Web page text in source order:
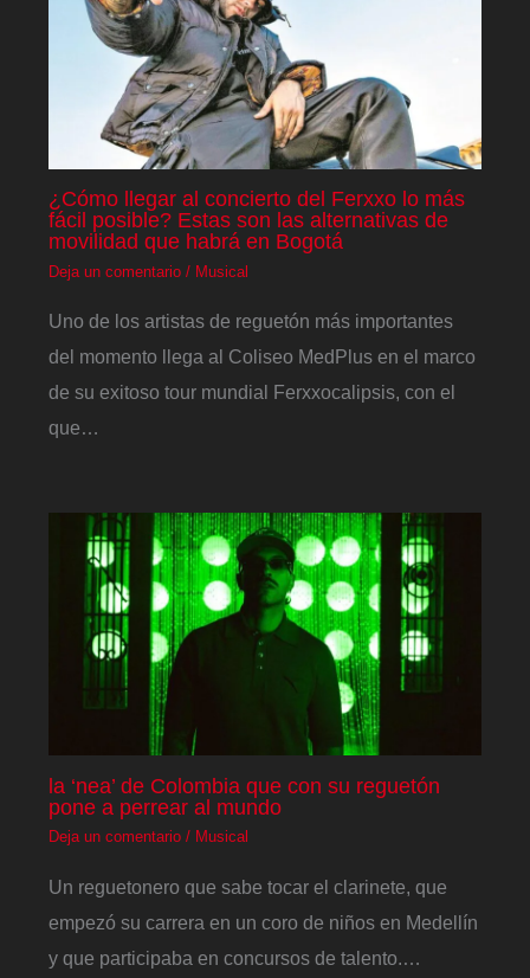
¿Cómo llegar al concierto del Ferxxo lo más
fácil posible? Estas son las alternativas de
movilidad que habrá en Bogotá
Deja un comentario / Musical
Uno de los artistas de reguetón más importantes
del momento llega al Coliseo MedPlus en el marco
de su exitoso tour mundial Ferxxocalipsis, con el
que…
la ‘nea’ de Colombia que con su reguetón
pone a perrear al mundo
Deja un comentario / Musical
Un reguetonero que sabe tocar el clarinete, que
empezó su carrera en un coro de niños en Medellín
y que participaba en concursos de talento.…